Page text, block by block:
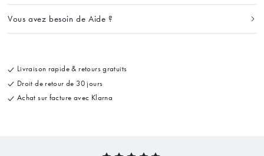
Vous avez besoin de Aide ?
Livraison rapide & retours gratuits
Droit de retour de 30 jours
Achat sur facture avec Klarna